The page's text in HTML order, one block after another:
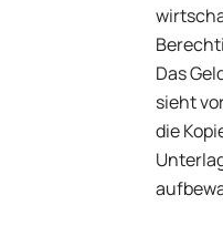
Das
sieht
die